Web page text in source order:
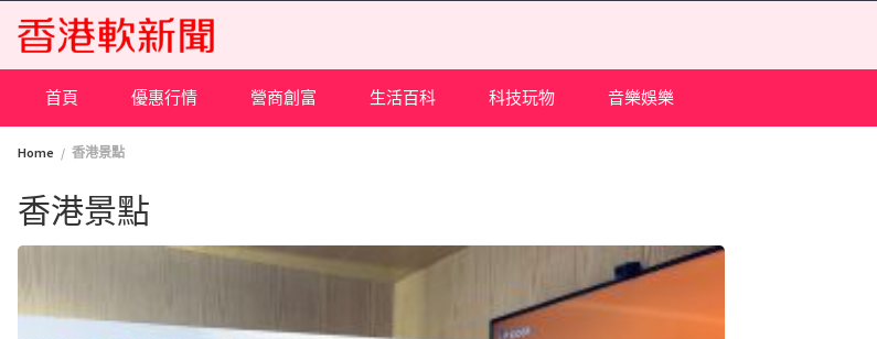
content
首頁 優惠行情 營商創富 生活百科 科技玩物 音樂娛樂
Home 香港景點
香港景點